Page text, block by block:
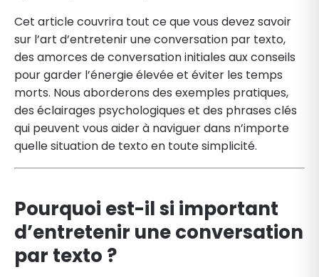
Cet article couvrira tout ce que vous devez savoir
sur l’art d’entretenir une conversation par texto,
des amorces de conversation initiales aux conseils
pour garder l’énergie élevée et éviter les temps
morts. Nous aborderons des exemples pratiques,
des éclairages psychologiques et des phrases clés
qui peuvent vous aider à naviguer dans n’importe
quelle situation de texto en toute simplicité.
Pourquoi est-il si important
d’entretenir une conversation
par texto ?